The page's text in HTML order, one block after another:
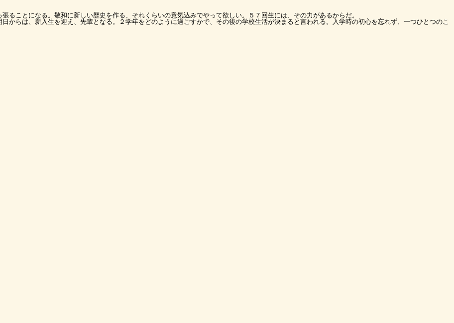
ことになる。敬和に新しい歴史を作る、それくらいの意気込みでやって欲しい。５７回生には、その力があるからだ。
からは、新入生を迎え、先輩となる。２学年をどのように過ごすかで、その後の学校生活が決まると言われる。入学時の初心を忘れず、一つひとつのこ